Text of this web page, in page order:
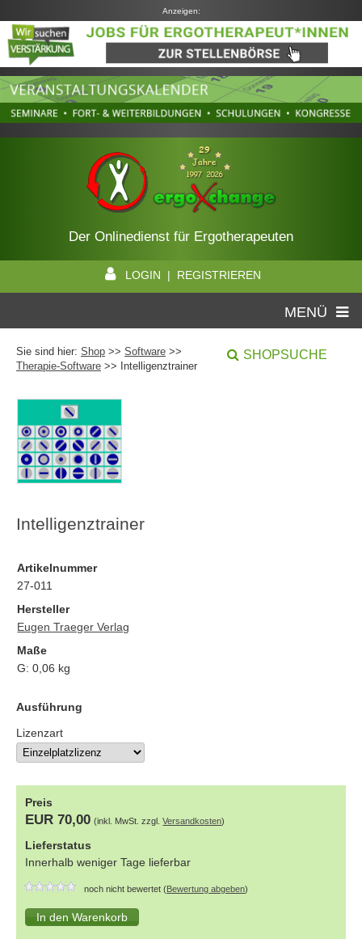
Anzeigen:
Der Onlinedienst für Ergotherapeuten
LOGIN | REGISTRIEREN
MENÜ
Sie sind hier: Shop >> Software >>
Therapie-Software >> Intelligenztrainer
SHOPSUCHE
Intelligenztrainer
Artikelnummer
27-011
Hersteller
Eugen Traeger Verlag
Maße
G:0,06 kg
Ausführung
Lizenzart
Preis
EUR 70,00 (inkl. MwSt. zzgl.Versandkosten)
Lieferstatus
Innerhalb weniger Tage lieferbar
noch nicht bewertet (Bewertung abgeben)